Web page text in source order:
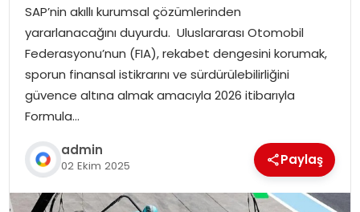
SAP’nin akıllı kurumsal çözümlerinden
yararlanacağını duyurdu. Uluslararası Otomobil
Federasyonu’nun (FIA), rekabet dengesini korumak,
sporun finansal istikrarını ve sürdürülebilirliğini
güvence altına almak amacıyla 2026 itibarıyla
Formula…
admin
02 Ekim 2025 Paylaş